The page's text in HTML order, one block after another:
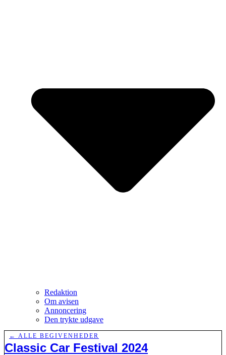
Redaktion
Om avisen
Annoncering
Den trykte udgave
← ALLE BEGIVENHEDER
Classic Car Festival 2024